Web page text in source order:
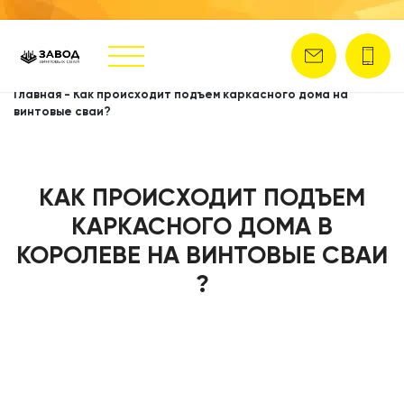
Главная - Как происходит подъем каркасного дома на
винтовые сваи?
КАК ПРОИСХОДИТ ПОДЪЕМ
КАРКАСНОГО ДОМА В
КОРОЛЕВЕ НА ВИНТОВЫЕ СВАИ
?